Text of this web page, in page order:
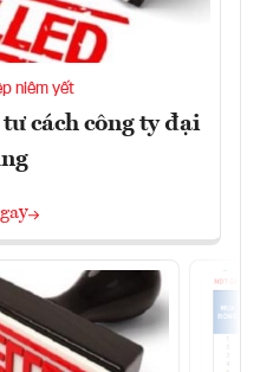
niêm yết
cách công ty đại